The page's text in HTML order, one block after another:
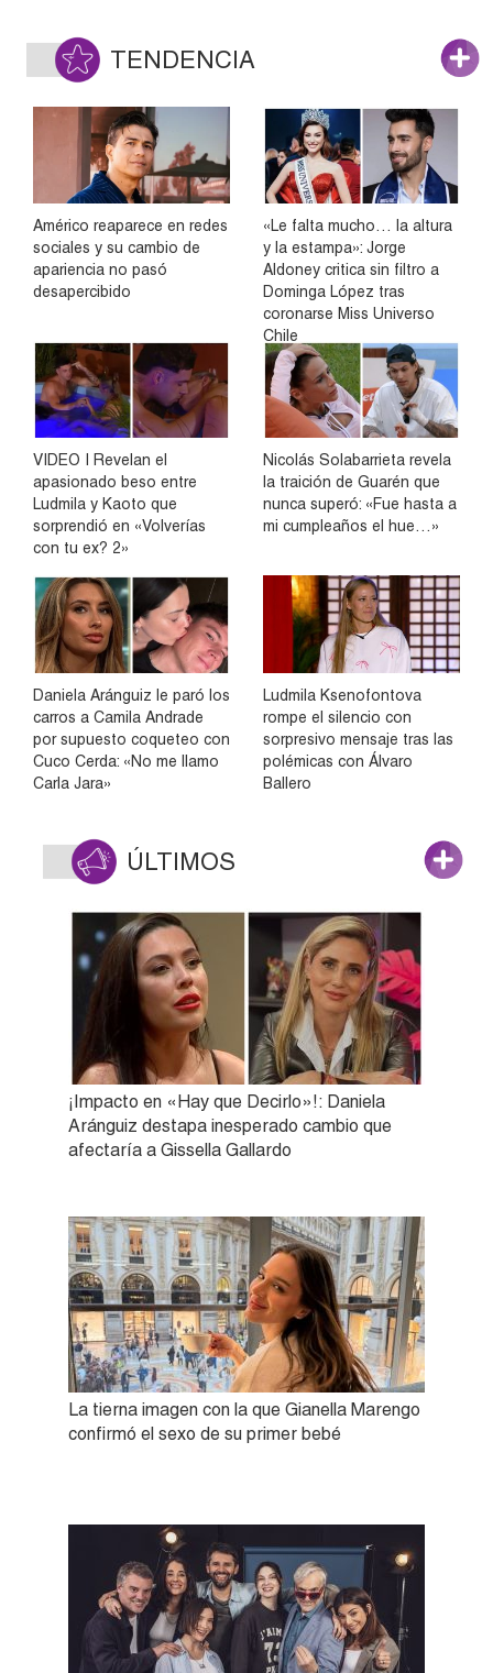
TENDENCIA
Américo reaparece en redes
sociales y su cambio de
apariencia no pasó
desapercibido
«Le falta mucho… la altura
y la estampa»: Jorge
Aldoney critica sin filtro a
Dominga López tras
coronarse Miss Universo
Chile
VIDEO | Revelan el
apasionado beso entre
Ludmila y Kaoto que
sorprendió en «Volverías
con tu ex? 2»
Nicolás Solabarrieta revela
la traición de Guarén que
nunca superó: «Fue hasta a
mi cumpleaños el hue…»
Daniela Aránguiz le paró los
carros a Camila Andrade
por supuesto coqueteo con
Cuco Cerda: «No me llamo
Carla Jara»
Ludmila Ksenofontova
rompe el silencio con
sorpresivo mensaje tras las
polémicas con Álvaro
Ballero
ÚLTIMOS
¡Impacto en «Hay que Decirlo»!: Daniela
Aránguiz destapa inesperado cambio que
afectaría a Gissella Gallardo
La tierna imagen con la que Gianella Marengo
confirmó el sexo de su primer bebé